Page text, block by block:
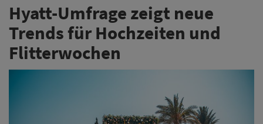
Hyatt-Umfrage zeigt neue
Trends für Hochzeiten und
Flitterwochen